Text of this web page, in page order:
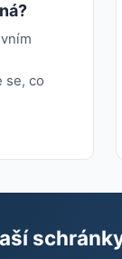
se, co